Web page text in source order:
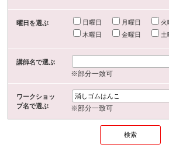
曜日を選ぶ 日曜日 月曜日 火
木曜日
金曜日 土
講師名で選ぶ
※部分一致可
ワークショッ
プ名で選ぶ
※部分一致可